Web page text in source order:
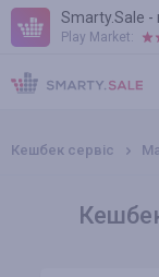
Smarty.Sale -
Play Market:
ПРАВИЛА
ПЛАГІНИ
Кешбек сервіс